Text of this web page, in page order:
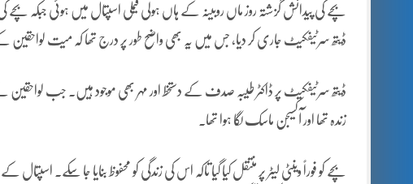
بچے کی پیدائش گزشتہ روز ماں روبینہ کے ہاں ہولی فیملی اسپتال میں ہوئی
ڈیتھ سرٹیفکیٹ جاری کر دیا، جس میں یہ بھی واضح طور پر درج تھا کہ میت
ڈیتھ سرٹیفکیٹ پر ڈاکٹر طیبہ صدف کے دستخط اور مہر بھی موجود ہیں۔ جب
زندہ تھا اور آکسیجن ماسک لگا ہوا تھا۔
بچے کو فوراً وینٹی لیٹر پر منتقل کیا گیا تاکہ اس کی زندگی کو محفوظ بنایا جا سکے۔